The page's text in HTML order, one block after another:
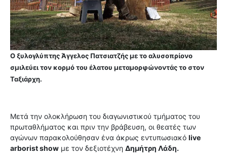
Ο ξυλογλύπτης Άγγελος Πατσιατζής με το αλυσοπρίονο
σμιλεύει τον κορμό του έλατου μεταμορφώνοντάς το στον
Ταξιάρχη.
Μετά την ολοκλήρωση του διαγωνιστικού τμήματος του
πρωταθλήματος και πριν την βράβευση, οι θεατές των
αγώνων παρακολούθησαν ένα άκρως εντυπωσιακό live
arborist show με τον δεξιοτέχνη Δημήτρη Λάδη.